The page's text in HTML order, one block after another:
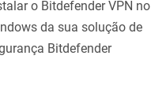
o Bitdefender VPN no
da sua solução de
Bitdefender